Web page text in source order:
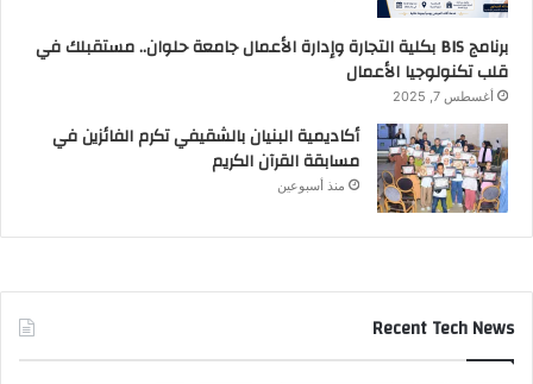
برنامج BIS بكلية التجارة وإدارة الأعمال جامعة حلوان.. مستقبلك في
قلب تكنولوجيا الأعمال
أغسطس 7, 2025
أكاديمية البنيان بالشقيفي تكرم الفائزين في
مسابقة القرآن الكريم
منذ أسبوعين
Recent Tech News